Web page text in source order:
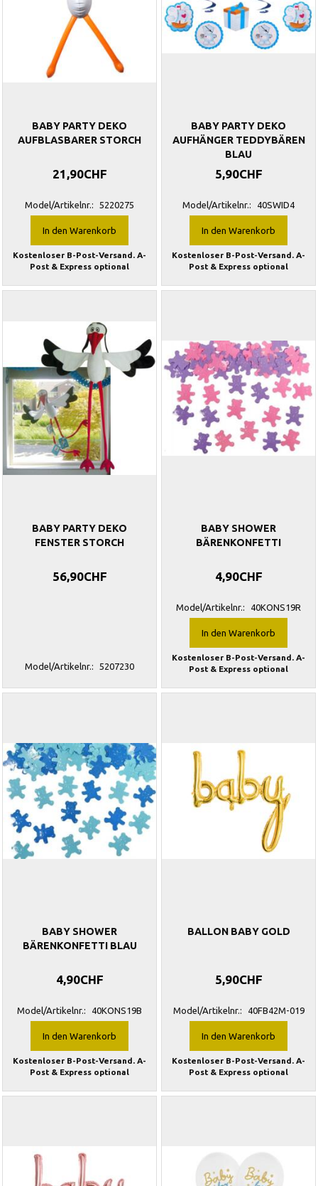
BABY PARTY DEKO
AUFBLASBARER STORCH
21,90CHF
Model/Artikelnr.: 5220275
In den Warenkorb
Kostenloser B-Post-Versand. A-
Post & Express optional
BABY PARTY DEKO
AUFHÄNGER TEDDYBÄREN
BLAU
5,90CHF
Model/Artikelnr.: 40SWID4
In den Warenkorb
Kostenloser B-Post-Versand. A-
Post & Express optional
BABY PARTY DEKO
FENSTER STORCH
56,90CHF
Model/Artikelnr.: 5207230
BABY SHOWER
BÄRENKONFETTI
4,90CHF
Model/Artikelnr.: 40KONS19R
In den Warenkorb
Kostenloser B-Post-Versand. A-
Post & Express optional
BABY SHOWER
BÄRENKONFETTI BLAU
4,90CHF
Model/Artikelnr.: 40KONS19B
In den Warenkorb
Kostenloser B-Post-Versand. A-
Post & Express optional
BALLON BABY GOLD
5,90CHF
Model/Artikelnr.: 40FB42M-019
In den Warenkorb
Kostenloser B-Post-Versand. A-
Post & Express optional